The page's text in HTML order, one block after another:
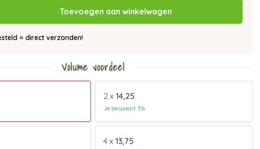
Toevoegen aan winkelwagen
= direct verzonden!
Volume voordeel
2 x 14,25
Je bespaart 3%
4 x 13,75